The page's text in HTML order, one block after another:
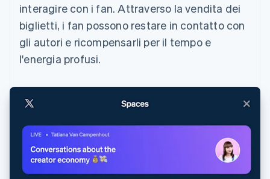
interagire con i fan. Attraverso la vendita dei
biglietti, i fan possono restare in contatto con
gli autori e ricompensarli per il tempo e
l'energia profusi.